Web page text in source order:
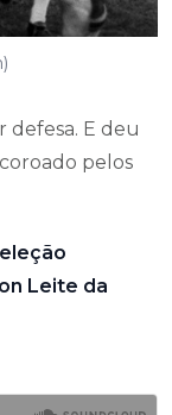
defesa. E deu
pelos
Leite da